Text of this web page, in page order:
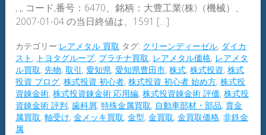
, ,, コード,番号：6470、銘柄：大豊工業(株)（機械）、
2007-01-04 の当日終値は、1591 […]
カテゴリー:レアメタル 買取 タグ: クリーンディーゼル, ダイカ
スト , トヨタグループ, プラチナ買取, レアメタル価格, レアメタ
ル買取,先物,取引 ,愛知県,愛知県豊田市,株式,株式投資,株式
投資 ブログ,株式投資 初心者,株式投資 初心者 始め方,株式投
資錬金術,株式投資錬金術 応用編,株式投資錬金術 評価,株式投
資錬金術 評判,歯科屑,特殊金属買取, 自動車部材・部品,貴金
属買取,軸受け,金メッキ買取,金型,金買取,金買取価格,非鉄金
属